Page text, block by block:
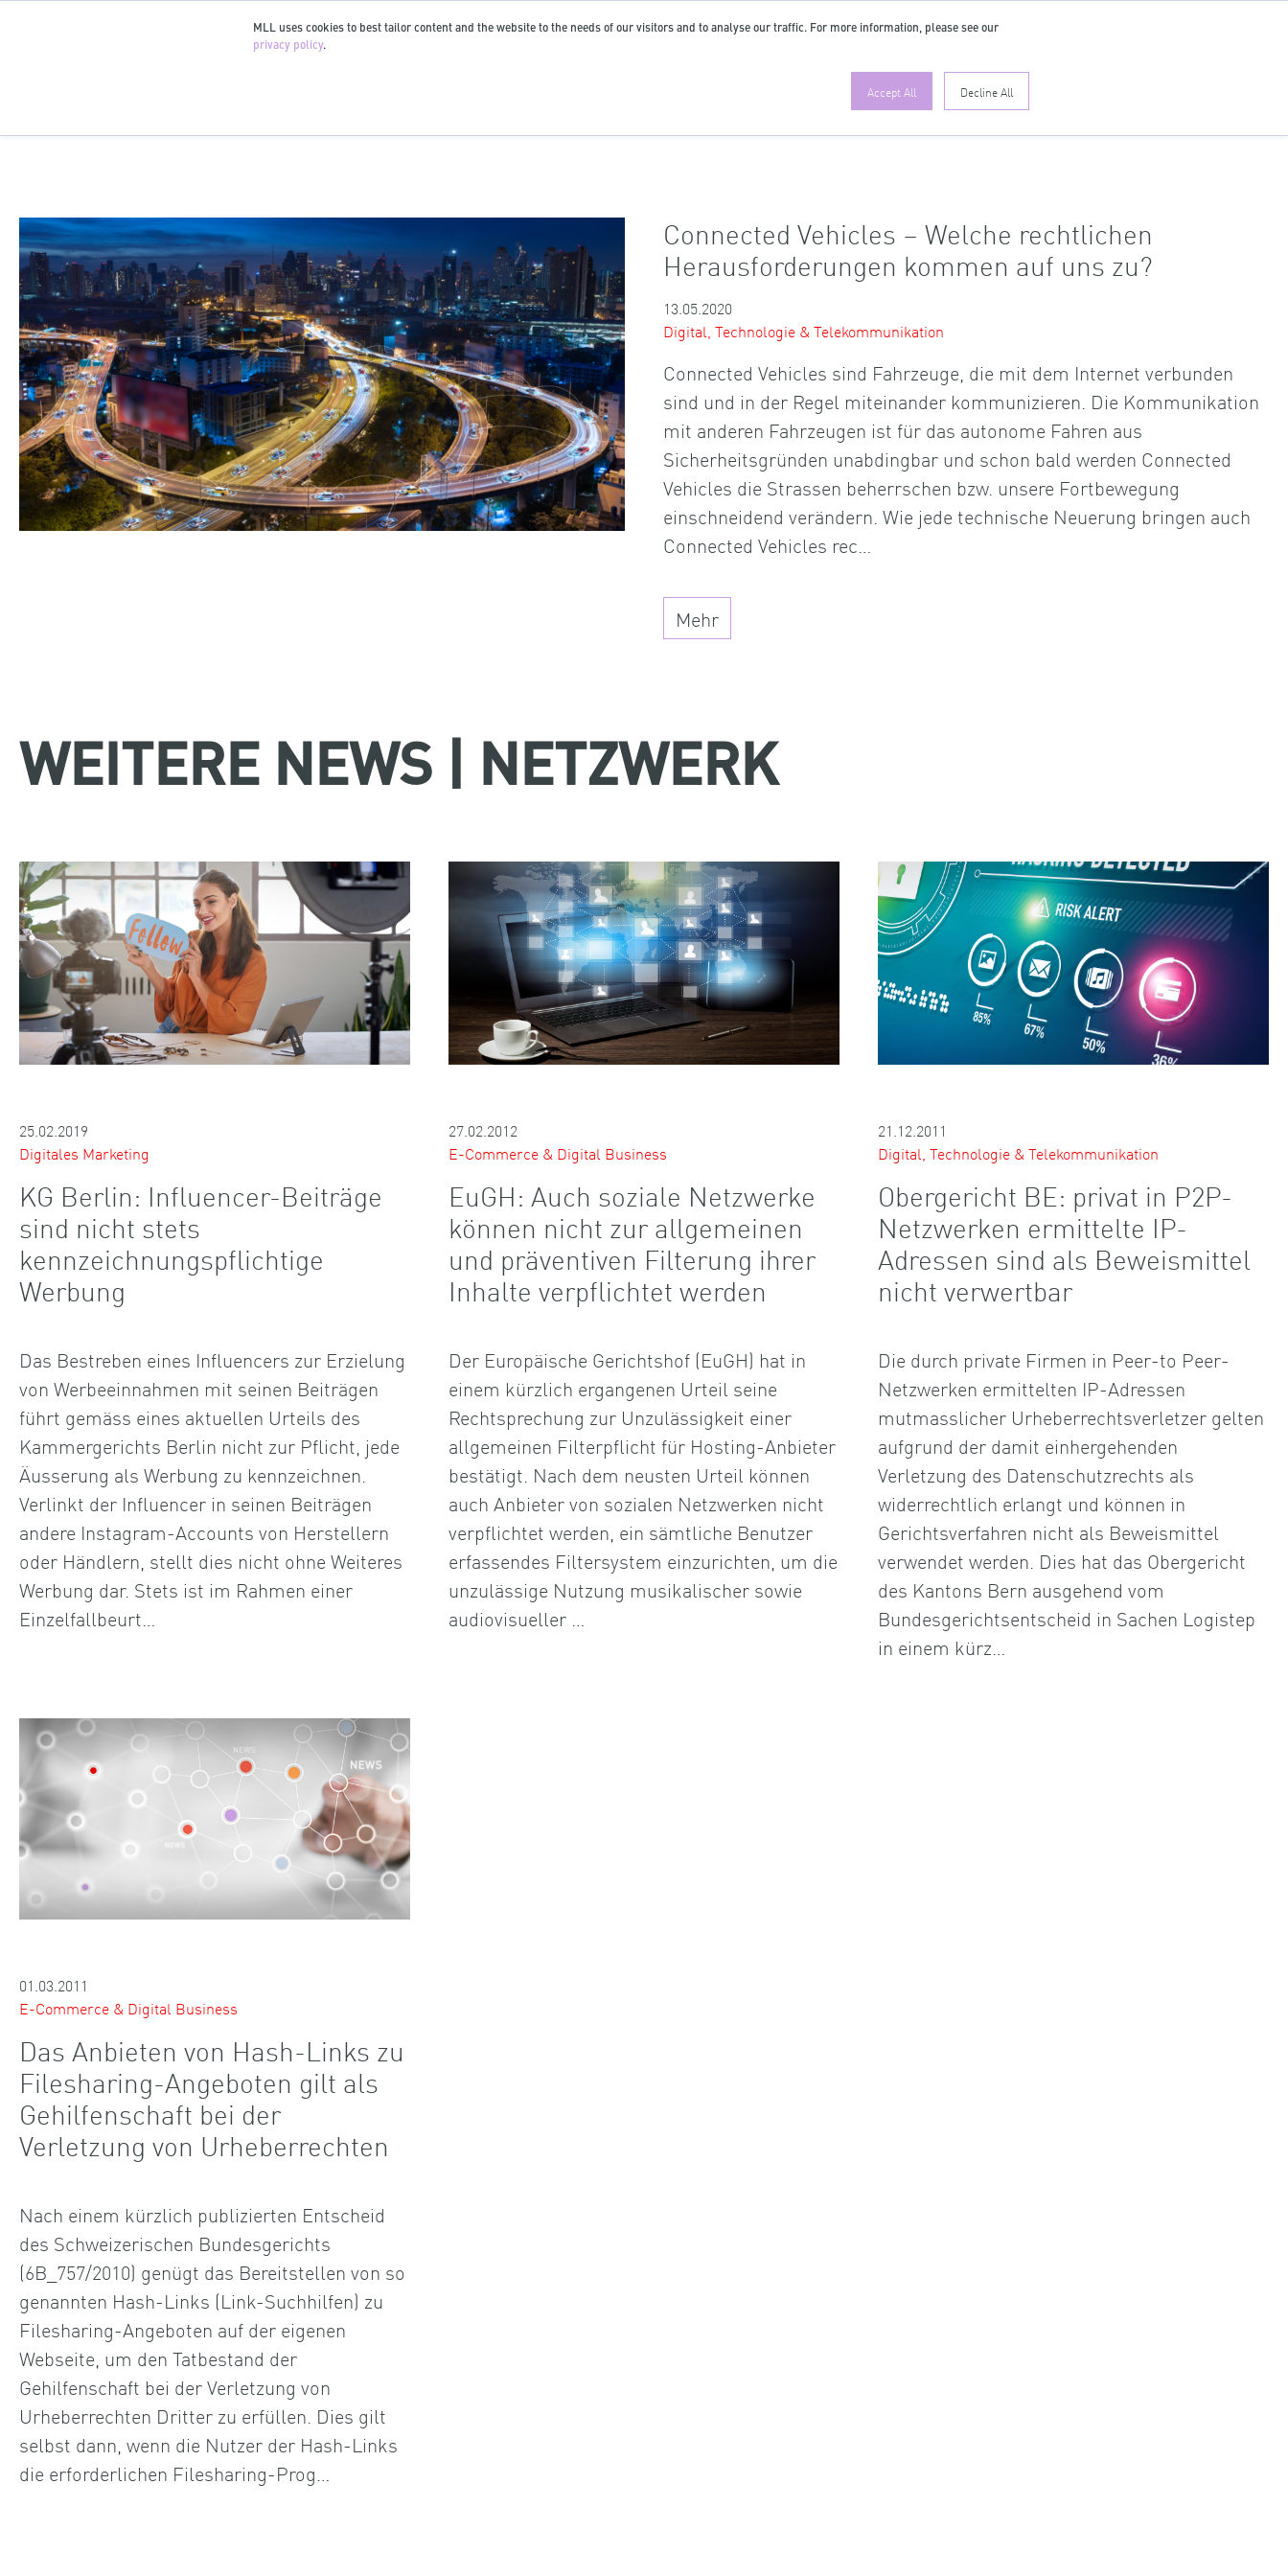
MLL uses cookies to best tailor content and the website to the needs of our visitors and to analyse our traffic. For more information, please see our
privacy policy.
Accept All Decline All
Connected Vehicles – Welche rechtlichen
Herausforderungen kommen auf uns zu?
13.05.2020
Digital, Technologie & Telekommunikation
Connected Vehicles sind Fahrzeuge, die mit dem Internet verbunden
sind und in der Regel miteinander kommunizieren. Die Kommunikation
mit anderen Fahrzeugen ist für das autonome Fahren aus
Sicherheitsgründen unabdingbar und schon bald werden Connected
Vehicles die Strassen beherrschen bzw. unsere Fortbewegung
einschneidend verändern. Wie jede technische Neuerung bringen auch
Connected Vehicles rec…
Mehr
WEITERE NEWS | NETZWERK
25.02.2019
Digitales Marketing
KG Berlin: Influencer-Beiträge
sind nicht stets
kennzeichnungspflichtige
Werbung
Das Bestreben eines Influencers zur Erzielung
von Werbeeinnahmen mit seinen Beiträgen
führt gemäss eines aktuellen Urteils des
Kammergerichts Berlin nicht zur Pflicht, jede
Äusserung als Werbung zu kennzeichnen.
Verlinkt der Influencer in seinen Beiträgen
andere Instagram-Accounts von Herstellern
oder Händlern, stellt dies nicht ohne Weiteres
Werbung dar. Stets ist im Rahmen einer
Einzelfallbeurt…
27.02.2012
E-Commerce & Digital Business
EuGH: Auch soziale Netzwerke
können nicht zur allgemeinen
und präventiven Filterung ihrer
Inhalte verpflichtet werden
Der Europäische Gerichtshof (EuGH) hat in
einem kürzlich ergangenen Urteil seine
Rechtsprechung zur Unzulässigkeit einer
allgemeinen Filterpflicht für Hosting-Anbieter
bestätigt. Nach dem neusten Urteil können
auch Anbieter von sozialen Netzwerken nicht
verpflichtet werden, ein sämtliche Benutzer
erfassendes Filtersystem einzurichten, um die
unzulässige Nutzung musikalischer sowie
audiovisueller …
21.12.2011
Digital, Technologie & Telekommunikation
Obergericht BE: privat in P2P-
Netzwerken ermittelte IP-
Adressen sind als Beweismittel
nicht verwertbar
Die durch private Firmen in Peer-to Peer-
Netzwerken ermittelten IP-Adressen
mutmasslicher Urheberrechtsverletzer gelten
aufgrund der damit einhergehenden
Verletzung des Datenschutzrechts als
widerrechtlich erlangt und können in
Gerichtsverfahren nicht als Beweismittel
verwendet werden. Dies hat das Obergericht
des Kantons Bern ausgehend vom
Bundesgerichtsentscheid in Sachen Logistep
in einem kürz…
01.03.2011
E-Commerce & Digital Business
Das Anbieten von Hash-Links zu
Filesharing-Angeboten gilt als
Gehilfenschaft bei der
Verletzung von Urheberrechten
Nach einem kürzlich publizierten Entscheid
des Schweizerischen Bundesgerichts
(6B_757/2010) genügt das Bereitstellen von so
genannten Hash-Links (Link-Suchhilfen) zu
Filesharing-Angeboten auf der eigenen
Webseite, um den Tatbestand der
Gehilfenschaft bei der Verletzung von
Urheberrechten Dritter zu erfüllen. Dies gilt
selbst dann, wenn die Nutzer der Hash-Links
die erforderlichen Filesharing-Prog…